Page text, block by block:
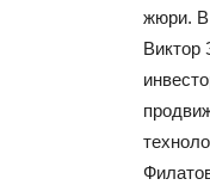
жюри. В
Виктор